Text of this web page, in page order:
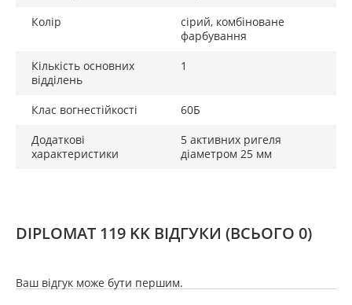
Колір
сірий, комбіноване
фарбування
Кількість основних
відділень
1
Клас вогнестійкості
60Б
Додаткові
характеристики
5 активних ригеля
діаметром 25 мм
DIPLOMAT 119 KK ВІДГУКИ (ВСЬОГО 0)
Ваш відгук може бути першим.